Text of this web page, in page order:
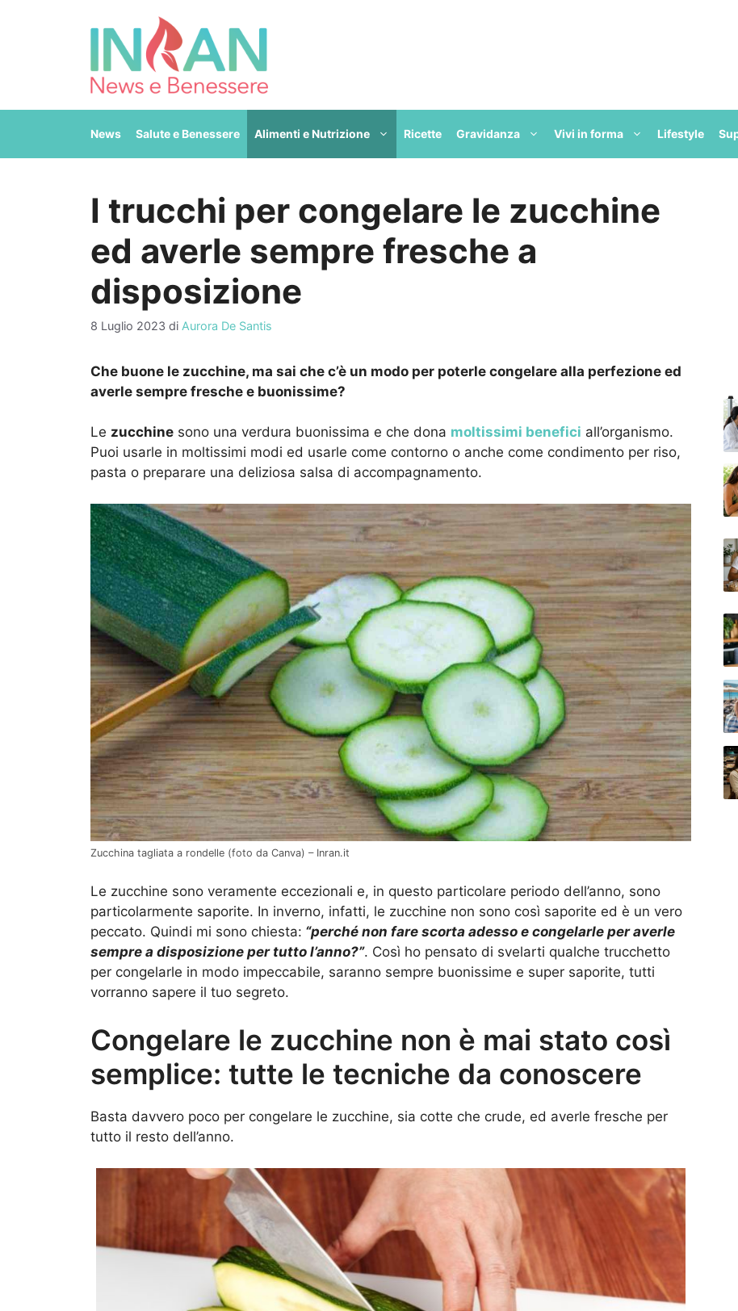
News Salute e Benessere Alimenti e Nutrizione Ricette Gravidanza Vivi in forma Lifestyle
I trucchi per congelare le zucchine
ed averle sempre fresche a
disposizione
8 Luglio 2023 di Aurora De Santis
Che buone le zucchine, ma sai che c’è un modo per poterle congelare alla perfezione ed
averle sempre fresche e buonissime?
Le zucchine sono una verdura buonissima e che dona moltissimi benefici all’organismo.
Puoi usarle in moltissimi modi ed usarle come contorno o anche come condimento per riso,
pasta o preparare una deliziosa salsa di accompagnamento.
Zucchina tagliata a rondelle (foto da Canva) – Inran.it
Le zucchine sono veramente eccezionali e, in questo particolare periodo dell’anno, sono
particolarmente saporite. In inverno, infatti, le zucchine non sono così saporite ed è un vero
peccato. Quindi mi sono chiesta: “perché non fare scorta adesso e congelarle per averle
sempre a disposizione per tutto l’anno?”. Così ho pensato di svelarti qualche trucchetto
per congelarle in modo impeccabile, saranno sempre buonissime e super saporite, tutti
vorranno sapere il tuo segreto.
Congelare le zucchine non è mai stato così
semplice: tutte le tecniche da conoscere
Basta davvero poco per congelare le zucchine, sia cotte che crude, ed averle fresche per
tutto il resto dell’anno.